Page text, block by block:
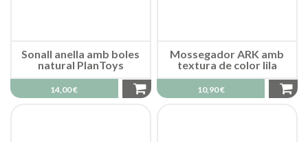
Sonall anella amb boles
natural PlanToys
14,00 €
Mossegador ARK amb
textura de color lila
10,90 €